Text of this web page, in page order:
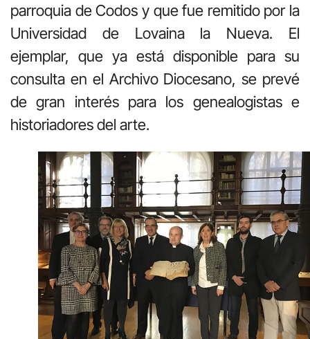
parroquia de Codos y que fue remitido por la
Universidad de Lovaina la Nueva. El
ejemplar, que ya está disponible para su
consulta en el Archivo Diocesano, se prevé
de gran interés para los genealogistas e
historiadores del arte.